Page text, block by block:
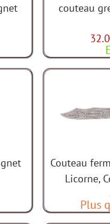
couteau
Couteau
Licorne,
Plus